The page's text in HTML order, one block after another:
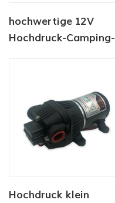
hochwertige 12V
Hochdruck-Camping-
Hochdruck klein